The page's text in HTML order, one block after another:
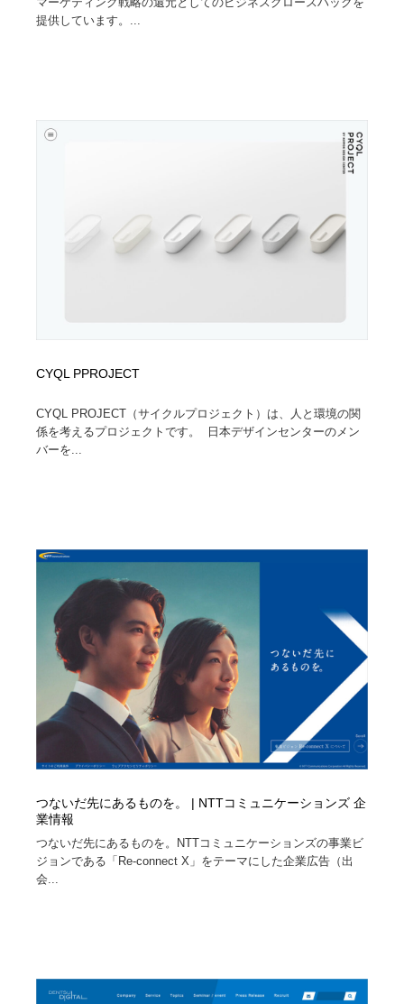
提供しています。...
CYQL PPROJECT
CYQL PROJECT（サイクルプロジェクト）は、人と環境の関
係を考えるプロジェクトです。 日本デザインセンターのメン
バーを...
つないだ先にあるものを。 | NTTコミュニケーションズ 企
業情報
つないだ先にあるものを。NTTコミュニケーションズの事業ビ
ジョンである「Re-connect X」をテーマにした企業広告（出
会...